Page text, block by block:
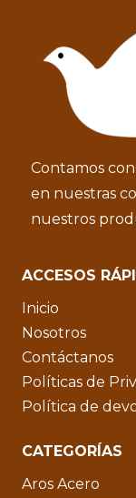
Contamos
en nuestras
nuestros
ACCESOS
Inicio
Nosotros
Contáctanos
Políticas de
Política de
CATEGORÍAS
Aros Acero